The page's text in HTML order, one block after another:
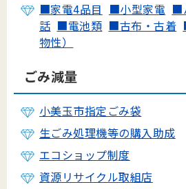
■家電4品目 ■小型家電 ■
話 ■電池類 ■古布・古着
物性）
ごみ減量
小美玉市指定ごみ袋
生ごみ処理機等の購入助成
エコショップ制度
資源リサイクル取組店